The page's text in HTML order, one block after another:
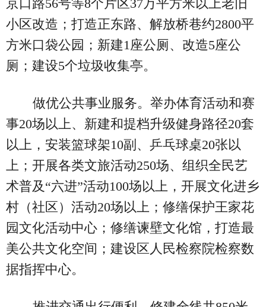
京口路56号等8个片区37万平方米以上老旧
小区改造；打造正东路、解放桥巷约2800平
方米口袋公园；新建1座公厕、改造5座公
厕；建设5个垃圾收集亭。
做优公共事业服务。举办体育活动和赛
事20场以上、新建和提档升级健身路径20套
以上，安装篮球架10副、乒乓球桌20张以
上；开展各类文旅活动250场、组织全民艺
术普及“六进”活动100场以上，开展文化进乡
村（社区）活动20场以上；修缮保护王家花
园文化活动中心；修缮谏壁文化馆，打造最
美公共文化空间；建设区人民检察院检察数
据指挥中心。